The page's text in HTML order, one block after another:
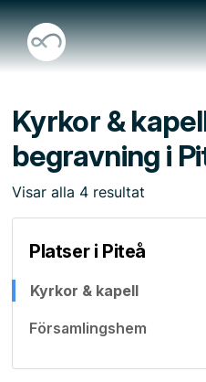
Kyrkor &
begravning i
Visar alla 4 resultat
Platser i Piteå
Kyrkor & kapell
Församlingshem